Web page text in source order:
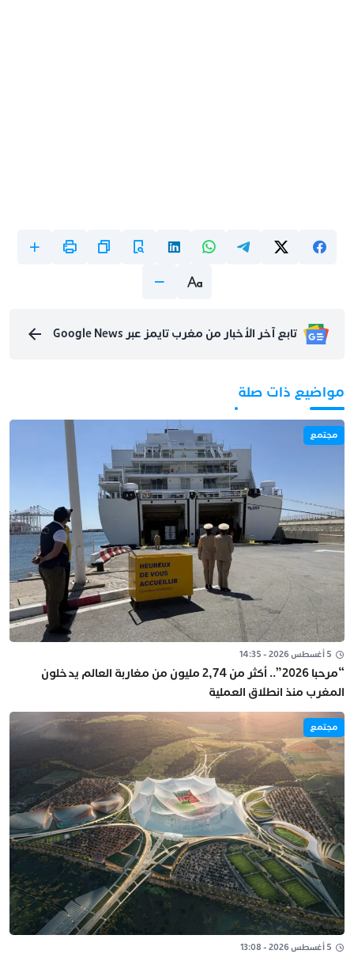
تابع آخر الأخبار من مغرب تايمز عبر Google News
مواضيع ذات صلة
مجتمع
5 أغسطس 2026 - 14:35
“مرحبا 2026”.. أكثر من 2,74 مليون من مغاربة العالم يدخلون
المغرب منذ انطلاق العملية
مجتمع
5 أغسطس 2026 - 13:08